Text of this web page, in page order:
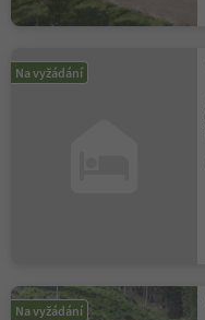
Na vyžádání
Na vyžádání